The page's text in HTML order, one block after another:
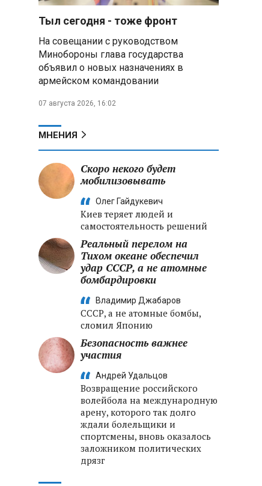
e‑торговле, биржевому рынку и
ученым званиям
Александр Лукашенко:
Хотите «собирать сливки» в
городах — отвечайте и за
отдалённые деревни
Минобороны РФ: установлен
Харьковской области
криптообменников в «Москва-
Сити», через которую
украинские call-центры
выводили похищенные деньги
Тыл сегодня - тоже фронт
На совещании с руководством
Минобороны глава государства
объявил о новых назначениях в
армейском командовании
07 августа 2026, 16:02
МНЕНИЯ
Скоро некого будет
мобилизовывать
Олег Гайдукевич
Киев теряет людей и
самостоятельность решений
Реальный перелом на
Тихом океане обеспечил
удар СССР, а не атомные
бомбардировки
Владимир Джабаров
СССР, а не атомные бомбы,
сломил Японию
Безопасность важнее
участия
Андрей Удальцов
Возвращение российского
волейбола на международную
арену, которого так долго
ждали болельщики и
спортсмены, вновь оказалось
заложником политических
дрязг